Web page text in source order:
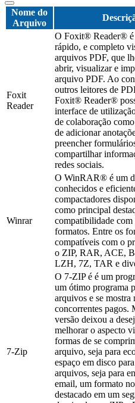
Nome do
Arquivo
Foxit
Reader
O Foxit® Reader® é
rápido, e completo
arquivos PDF, que
abrir, visualizar e
arquivo PDF. Ao
outros leitores de
Foxit® Reader®
interface de
de colaboração
de adicionar
preencher
compartilhar
redes sociais.
Winrar
O WinRAR® é um
conhecidos e
compactadores
como principal
compatibilidade com
formatos. Entre os
compatíveis com o
o ZIP, RAR, ACE,
LZH, 7Z, TAR e
7-Zip
O 7-ZIP é é um
um ótimo programa
arquivos e se mostra
concorrentes pagos.
versão deixou a
melhorar o aspecto
formas de se
arquivo, seja para
espaço em disco
arquivos, seja para
email, um formato
destacado em um